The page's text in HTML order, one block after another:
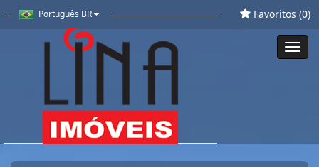
Português BR Favoritos (0)